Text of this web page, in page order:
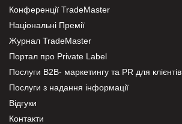
Конференції TradeMaster
Національні Премії
Журнал TradeMaster
Портал про Private Label
Послуги В2В- маркетингу та PR для клієнтів
Послуги з надання інформації
Відгуки
Контакти